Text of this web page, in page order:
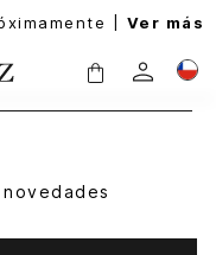
| Ver más